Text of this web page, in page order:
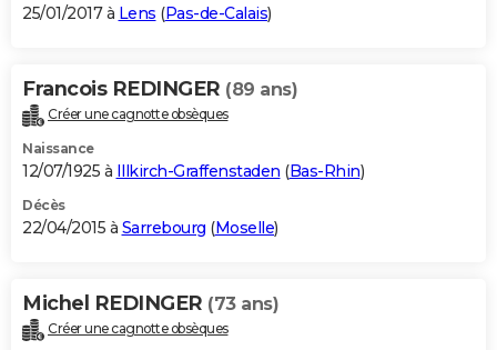
25/01/2017 à Lens (Pas-de-Calais)
Francois REDINGER (89 ans)
Créer une cagnotte obsèques
Naissance
12/07/1925 à Illkirch-Graffenstaden (Bas-Rhin)
Décès
22/04/2015 à Sarrebourg (Moselle)
Michel REDINGER (73 ans)
Créer une cagnotte obsèques